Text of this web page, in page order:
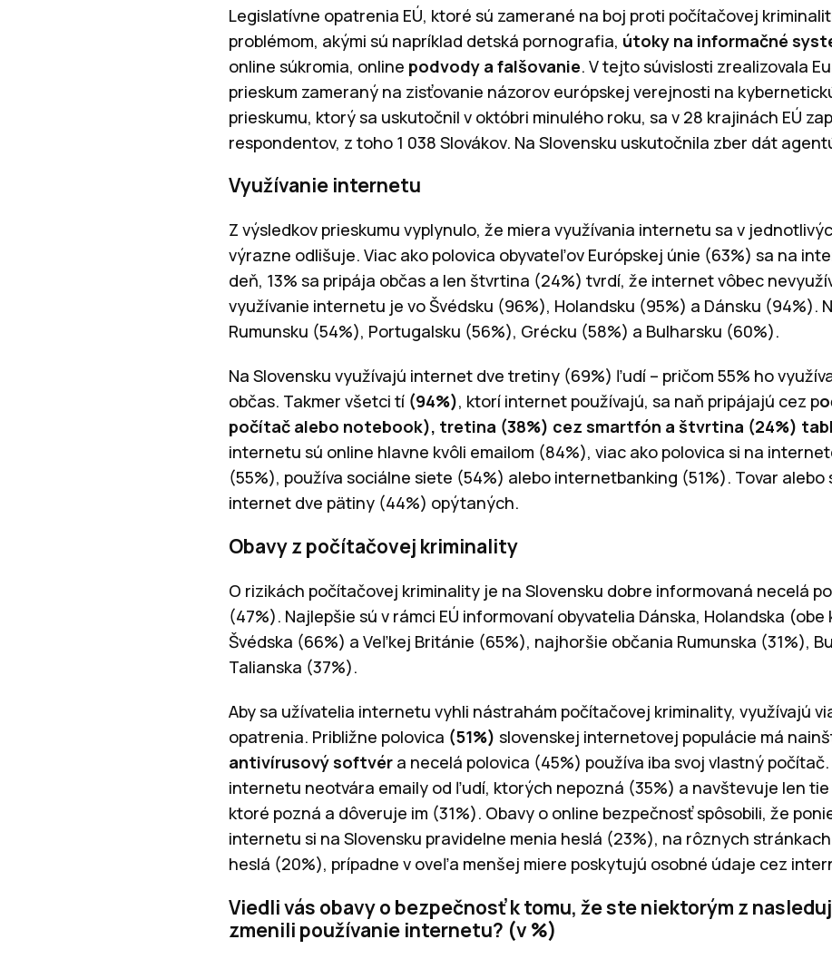
Legislatívne opatrenia EÚ, ktoré sú zamerané na boj proti počítačovej
problémom, akými sú napríklad detská pornografia, útoky na informačné
online súkromia, online podvody a falšovanie. V tejto súvislosti zrealizovala
prieskum zameraný na zisťovanie názorov európskej verejnosti na
prieskumu, ktorý sa uskutočnil v októbri minulého roku, sa v 28 krajinách EÚ
respondentov, z toho 1 038 Slovákov. Na Slovensku uskutočnila zber dát
Využívanie internetu
Z výsledkov prieskumu vyplynulo, že miera využívania internetu sa v
výrazne odlišuje. Viac ako polovica obyvateľov Európskej únie (63%) sa na
deň, 13% sa pripája občas a len štvrtina (24%) tvrdí, že internet vôbec
využívanie internetu je vo Švédsku (96%), Holandsku (95%) a Dánsku (94%).
Rumunsku (54%), Portugalsku (56%), Grécku (58%) a Bulharsku (60%).
Na Slovensku využívajú internet dve tretiny (69%) ľudí – pričom 55% ho
občas. Takmer všetci tí (94%), ktorí internet používajú, sa naň pripájajú cez p
počítač alebo notebook), tretina (38%) cez smartfón a štvrtina (24%)
internetu sú online hlavne kvôli emailom (84%), viac ako polovica si na
(55%), používa sociálne siete (54%) alebo internetbanking (51%). Tovar alebo
internet dve pätiny (44%) opýtaných.
Obavy z počítačovej kriminality
O rizikách počítačovej kriminality je na Slovensku dobre informovaná necelá
(47%). Najlepšie sú v rámci EÚ informovaní obyvatelia Dánska, Holandska (obe
Švédska (66%) a Veľkej Británie (65%), najhoršie občania Rumunska (31%),
Talianska (37%).
Aby sa užívatelia internetu vyhli nástrahám počítačovej kriminality, využívajú
opatrenia. Približne polovica (51%) slovenskej internetovej populácie má
antivírusový softvér a necelá polovica (45%) používa iba svoj vlastný
internetu neotvára emaily od ľudí, ktorých nepozná (35%) a navštevuje len
ktoré pozná a dôveruje im (31%). Obavy o online bezpečnosť spôsobili, že
internetu si na Slovensku pravidelne menia heslá (23%), na rôznych
heslá (20%), prípadne v oveľa menšej miere poskytujú osobné údaje cez
Viedli vás obavy o bezpečnosť k tomu, že ste niektorým z
zmenili používanie internetu? (v %)